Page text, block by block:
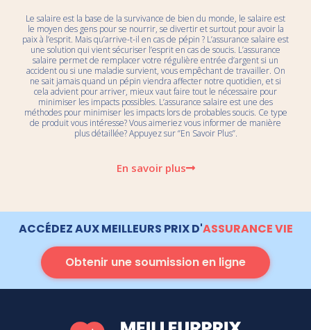
Le salaire est la base de la survivance de bien du monde, le salaire est
le moyen des gens pour se nourrir, se divertir et surtout pour avoir la
paix à l’esprit. Mais qu’arrive-t-il en cas de pépin ? L’assurance salaire est
une solution qui vient sécuriser l’esprit en cas de soucis. L’assurance
salaire permet de remplacer votre régulière entrée d’argent si un
accident ou si une maladie survient, vous empêchant de travailler. On
ne sait jamais quand un pépin viendra affecter notre quotidien, et si
cela advient pour arriver, mieux vaut faire tout le nécessaire pour
minimiser les impacts possibles. L’assurance salaire est une des
méthodes pour minimiser les impacts lors de probables soucis. Ce type
de produit vous intéresse? Vous aimeriez vous informer de manière
plus détaillée? Appuyez sur ‘’En Savoir Plus’’.
En savoir plus
ACCÉDEZ AUX MEILLEURS PRIX D'ASSURANCE VIE
Obtenir une soumission en ligne